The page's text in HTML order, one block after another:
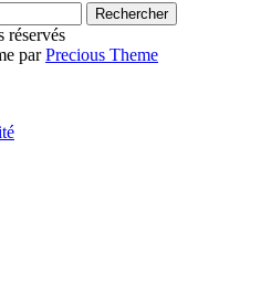
parPrecious Theme